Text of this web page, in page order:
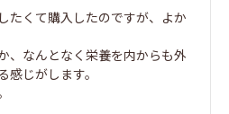
たくて購入したのですが、よか
、なんとなく栄養を内からも外
じがします。